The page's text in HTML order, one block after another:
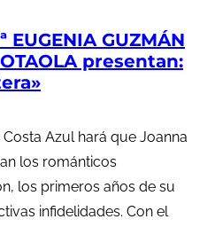
EUGENIA GUZMÁN
presentan:
Azul hará que Joanna
los románticos
los primeros años de su
infidelidades. Con el